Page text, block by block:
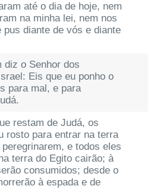
até o dia de hoje, nem
na minha lei, nem nos
pus diante de vós e diante
diz o Senhor dos
Eis que eu ponho o
para mal, e para
restam de Judá, os
rosto para entrar na terra
e todos eles
terra do Egito cairão; à
consumidos; desde o
à espada e de